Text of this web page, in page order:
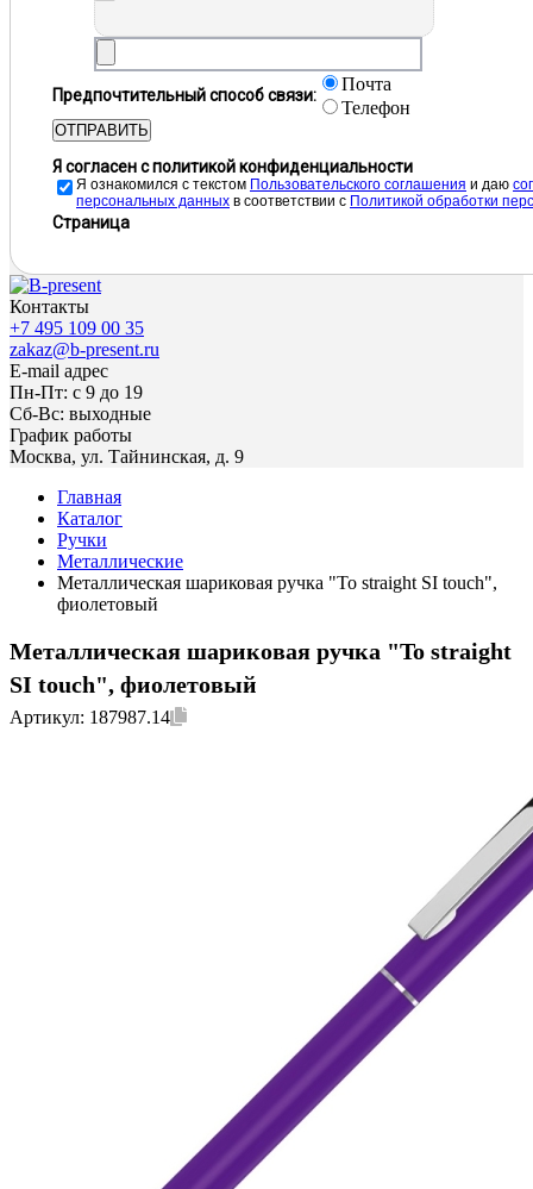
Предпочтительный способ связи:
Почта
Телефон
ОТПРАВИТЬ
Я согласен с политикой конфиденциальности
Я ознакомился с текстом Пользовательского соглашения и даю
персональных данных в соответствии с Политикой обработки
Страница
Контакты
+7 495 109 00 35
zakaz@b-present.ru
E-mail адрес
Пн-Пт: с 9 до 19
Сб-Вс: выходные
График работы
Москва, ул. Тайнинская, д. 9
Главная
Каталог
Ручки
Металлические
Металлическая шариковая ручка "To straight SI touch",
фиолетовый
Металлическая шариковая ручка "To straight
SI touch", фиолетовый
Артикул: 187987.14